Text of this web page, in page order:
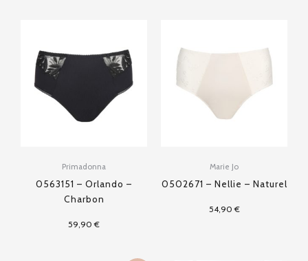
Primadonna
0563151 – Orlando –
Charbon
59,90€
Marie Jo
0502671 – Nellie – Naturel
54,90€